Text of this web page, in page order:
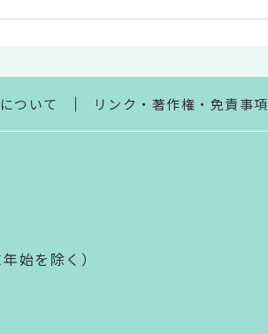
ついて リンク・著作権・免責事項
始を除く）